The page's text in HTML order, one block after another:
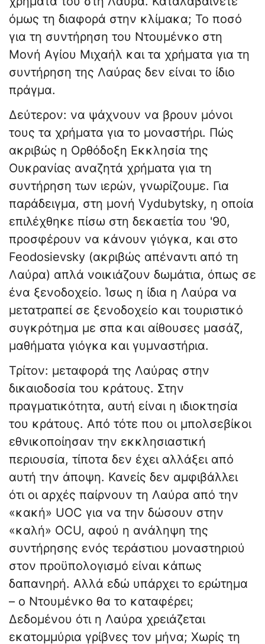
όμως τη διαφορά στην κλίμακα; Το ποσό
για τη συντήρηση του Ντουμένκο στη
Μονή Αγίου Μιχαήλ και τα χρήματα για τη
συντήρηση της Λαύρας δεν είναι το ίδιο
πράγμα.
Δεύτερον: να ψάχνουν να βρουν μόνοι
τους τα χρήματα για το μοναστήρι. Πώς
ακριβώς η Ορθόδοξη Εκκλησία της
Ουκρανίας αναζητά χρήματα για τη
συντήρηση των ιερών, γνωρίζουμε. Για
παράδειγμα, στη μονή Vydubytsky, η οποία
επιλέχθηκε πίσω στη δεκαετία του '90,
προσφέρουν να κάνουν γιόγκα, και στο
Feodosievsky (ακριβώς απέναντι από τη
Λαύρα) απλά νοικιάζουν δωμάτια, όπως σε
ένα ξενοδοχείο. Ίσως η ίδια η Λαύρα να
μετατραπεί σε ξενοδοχείο και τουριστικό
συγκρότημα με σπα και αίθουσες μασάζ,
μαθήματα γιόγκα και γυμναστήρια.
Τρίτον: μεταφορά της Λαύρας στην
δικαιοδοσία του κράτους. Στην
πραγματικότητα, αυτή είναι η ιδιοκτησία
του κράτους. Από τότε που οι μπολσεβίκοι
εθνικοποίησαν την εκκλησιαστική
περιουσία, τίποτα δεν έχει αλλάξει από
αυτή την άποψη. Κανείς δεν αμφιβάλλει
ότι οι αρχές παίρνουν τη Λαύρα από την
«κακή» UOC για να την δώσουν στην
«καλή» OCU, αφού η ανάληψη της
συντήρησης ενός τεράστιου μοναστηριού
στον προϋπολογισμό είναι κάπως
δαπανηρή. Αλλά εδώ υπάρχει το ερώτημα
– ο Ντουμένκο θα το καταφέρει;
Δεδομένου ότι η Λαύρα χρειάζεται
εκατομμύρια γρίβνες τον μήνα; Χωρίς τη